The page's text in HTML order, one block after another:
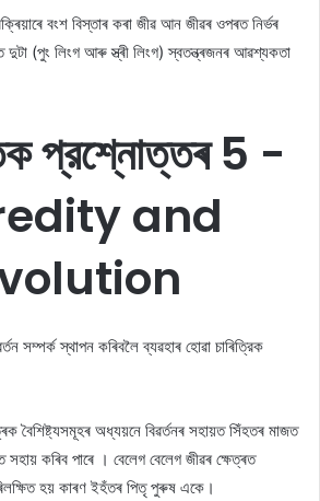
বংশ বিস্তাৰ কৰা জীৱ আন জীৱৰ ওপৰত নিৰ্ভৰ
(পুং লিংগ আৰু স্ত্ৰী লিংগ) স্বতন্ত্ৰজনৰ আৱশ্যকতা
প্রশ্নোত্তৰ 5 -
and
সম্পর্ক স্থাপন কৰিবলৈ ব্যৱহাৰ হোৱা চাৰিত্রিক
বৈশিষ্ট্যসমূহৰ অধ্যয়নে বিৱৰ্তনৰ সহায়ত সিঁহতৰ মাজত
সহায় কৰিব পাৰে । বেলেগ বেলেগ জীৱৰ ক্ষেত্ৰত
হয় কাৰণ ইহঁতৰ পিতৃ পুৰুষ একে।